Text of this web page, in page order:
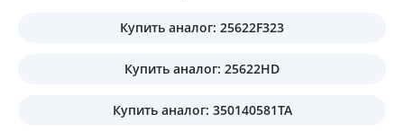
Купить аналог: 25622F323
Купить аналог: 25622HD
Купить аналог: 350140581TA